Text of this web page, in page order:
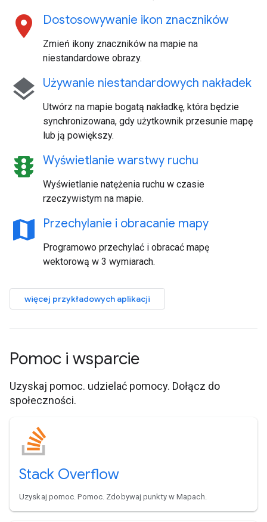
location_on Dostosowywanie ikon znaczników
Zmień ikony znaczników na mapie na
niestandardowe obrazy.
layers Używanie niestandardowych nakładek
Utwórz na mapie bogatą nakładkę, która będzie
synchronizowana, gdy użytkownik przesunie mapę
lub ją powiększy.
traffic Wyświetlanie warstwy ruchu
Wyświetlanie natężenia ruchu w czasie
rzeczywistym na mapie.
map Przechylanie i obracanie mapy
Programowo przechylać i obracać mapę
wektorową w 3 wymiarach.
więcej przykładowych aplikacji
Pomoc i wsparcie
Uzyskaj pomoc. udzielać pomocy. Dołącz do
społeczności.
Stack Overflow
Uzyskaj pomoc. Pomoc. Zdobywaj punkty w Mapach.